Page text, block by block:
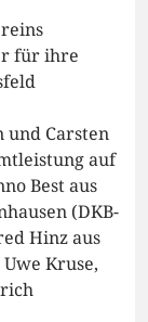
für ihre
und Carsten
auf
Best aus
(DKB-
Hinz aus
Kruse,